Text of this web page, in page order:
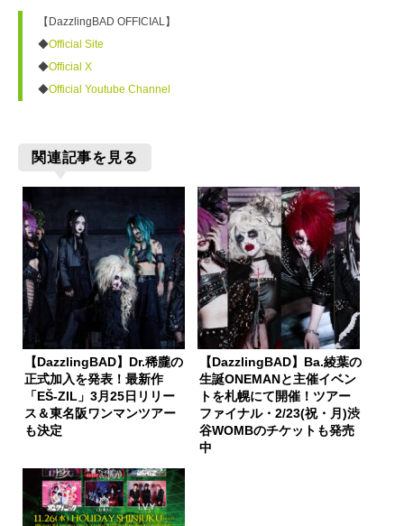
【DazzlingBAD OFFICIAL】
◆Official Site
◆Official X
◆Official Youtube Channel
関連記事を見る
【DazzlingBAD】Dr.稀朧の
正式加入を発表！最新作
「EŠ-ZIL」3月25日リリー
ス＆東名阪ワンマンツアー
も決定
【DazzlingBAD】Ba.綾葉の
生誕ONEMANと主催イベン
トを札幌にて開催！ツアー
ファイナル・2/23(祝・月)渋
谷WOMBのチケットも発売
中